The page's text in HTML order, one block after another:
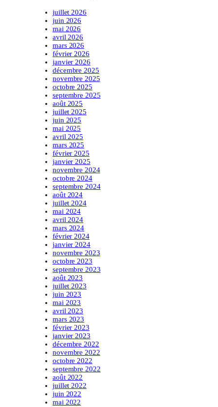
juillet 2026
juin 2026
mai 2026
avril 2026
mars 2026
février 2026
janvier 2026
décembre 2025
novembre 2025
octobre 2025
septembre 2025
août 2025
juillet 2025
juin 2025
mai 2025
avril 2025
mars 2025
février 2025
janvier 2025
novembre 2024
octobre 2024
septembre 2024
août 2024
juillet 2024
mai 2024
avril 2024
mars 2024
février 2024
janvier 2024
novembre 2023
octobre 2023
septembre 2023
août 2023
juillet 2023
juin 2023
mai 2023
avril 2023
mars 2023
février 2023
janvier 2023
décembre 2022
novembre 2022
octobre 2022
septembre 2022
août 2022
juillet 2022
juin 2022
mai 2022